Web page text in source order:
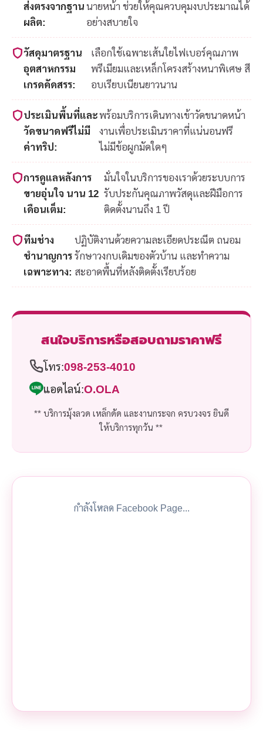
ส่งตรงจากฐาน
ผลิต:
นายหน้า ช่วยให้คุณควบคุมงบประมาณได้
อย่างสบายใจ
วัสดุมาตรฐาน
อุตสาหกรรม
เกรดคัดสรร:
เลือกใช้เฉพาะเส้นใยไฟเบอร์คุณภาพ
พรีเมียมและเหล็กโครงสร้างหนาพิเศษ สี
อบเรียบเนียนยาวนาน
ประเมินพื้นที่และ
วัดขนาดฟรีไม่มี
ค่าทริป:
พร้อมบริการเดินทางเข้าวัดขนาดหน้า
งานเพื่อประเมินราคาที่แน่นอนฟรี
ไม่มีข้อผูกมัดใดๆ
การดูแลหลังการ
ขายอุ่นใจ นาน 12
เดือนเต็ม:
มั่นใจในบริการของเราด้วยระบบการ
รับประกันคุณภาพวัสดุและฝีมือการ
ติดตั้งนานถึง 1 ปี
ทีมช่าง
ชำนาญการ
เฉพาะทาง:
ปฏิบัติงานด้วยความละเอียดประณีต ถนอม
รักษาวงกบเดิมของตัวบ้าน และทำความ
สะอาดพื้นที่หลังติดตั้งเรียบร้อย
สนใจบริการหรือสอบถามราคาฟรี
โทร:098-253-4010
แอดไลน์:O.OLA
** บริการมุ้งลวด เหล็กดัด และงานกระจก ครบวงจร ยินดี
ให้บริการทุกวัน **
กำลังโหลด Facebook Page...